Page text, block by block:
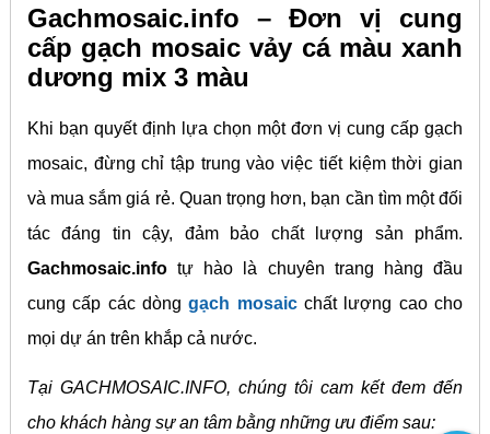
Gachmosaic.info – Đơn vị cung
cấp gạch mosaic vảy cá màu xanh
dương mix 3 màu
Khi bạn quyết định lựa chọn một đơn vị cung cấp gạch
mosaic, đừng chỉ tập trung vào việc tiết kiệm thời gian
và mua sắm giá rẻ. Quan trọng hơn, bạn cần tìm một đối
tác đáng tin cậy, đảm bảo chất lượng sản phẩm.
Gachmosaic.infotự hào là chuyên trang hàng đầu
cung cấp các dònggạch mosaicchất lượng cao cho
mọi dự án trên khắp cả nước.
Tại GACHMOSAIC.INFO, chúng tôi cam kết đem đến
cho khách hàng sự an tâm bằng những ưu điểm sau: